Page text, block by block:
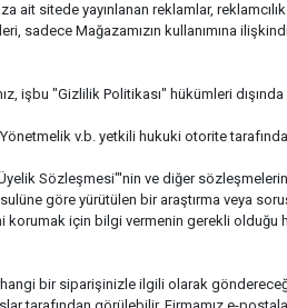
ait sitede yayınlanan reklamlar, reklamcılık
sadece Mağazamızın kullanımına
işbu "Gizlilik Politikası" hükümleri
v.b. yetkili hukuki otorite
Sözleşmesi"'nin ve diğer
göre yürütülen bir araştırma veya
korumak için bilgi vermenin gerekli olduğu
bir siparişinizle ilgili olarak